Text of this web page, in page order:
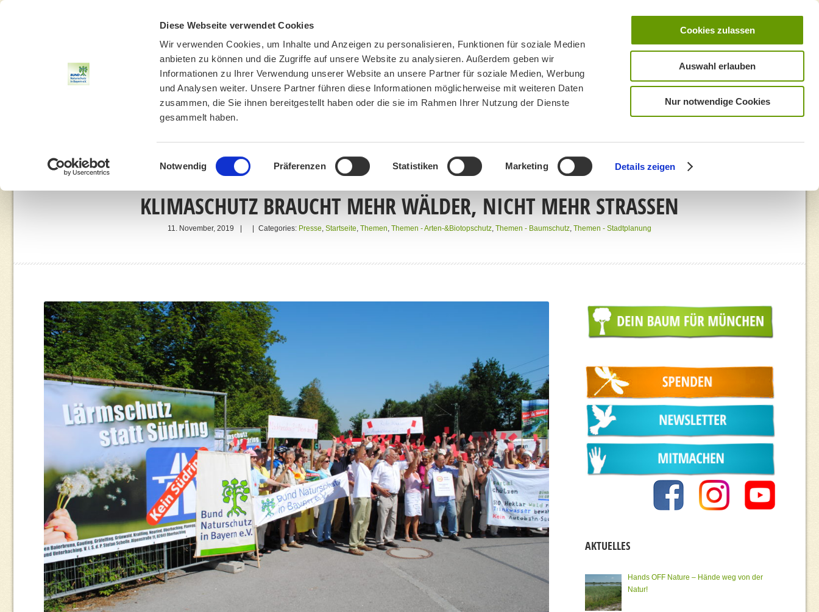
Diese Webseite verwendet Cookies
Wir verwenden Cookies, um Inhalte und Anzeigen zu personalisieren, Funktionen für soziale Medien
anbieten zu können und die Zugriffe auf unsere Website zu analysieren. Außerdem geben wir
Informationen zu Ihrer Verwendung unserer Website an unsere Partner für soziale Medien, Werbung
und Analysen weiter. Unsere Partner führen diese Informationen möglicherweise mit weiteren Daten
zusammen, die Sie ihnen bereitgestellt haben oder die sie im Rahmen Ihrer Nutzung der Dienste
gesammelt haben.
Einwilligungsauswahl
Notwendig Präferenzen Statistiken Marketing Details zeigen
Cookies zulassen
Auswahl erlauben
Nur notwendige Cookies
UMWELTBILDUNG UMWELTBERATUNG BN MÜNCHEN MITMACHEN SPENDEN
KLIMASCHUTZ BRAUCHT MEHR WÄLDER, NICHT MEHR STRASSEN
11. November, 2019 Categories: Presse, Startseite, Themen, Themen - Arten-&Biotopschutz, Themen - Baumschutz, Themen - Stadtplanung
AKTUELLES
Hands OFF Nature – Hände weg von der
Natur!